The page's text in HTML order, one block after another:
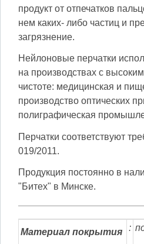
продукт от отпечатков
нем каких- либо частиц и
загрязнение.
Нейлоновые перчатки
на производствах с
чистоте: медицинская и
производство оптических
полиграфическая
Перчатки соответствуют
019/2011.
Продукция постоянно в
"Битех" в Минске.
Материал покрытия :